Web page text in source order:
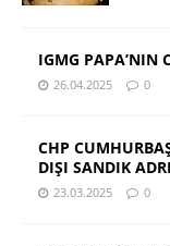
IGMG PAPA’NIN
26.04.2025 0
CHP
DIŞI SANDIK
23.03.2025 0